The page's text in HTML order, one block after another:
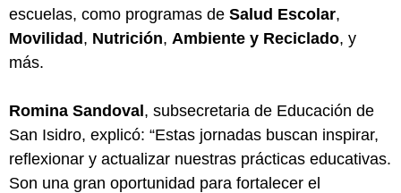
escuelas, como programas de Salud Escolar,
Movilidad, Nutrición, Ambiente y Reciclado, y
más.
Romina Sandoval, subsecretaria de Educación de
San Isidro, explicó: “Estas jornadas buscan inspirar,
reflexionar y actualizar nuestras prácticas educativas.
Son una gran oportunidad para fortalecer el